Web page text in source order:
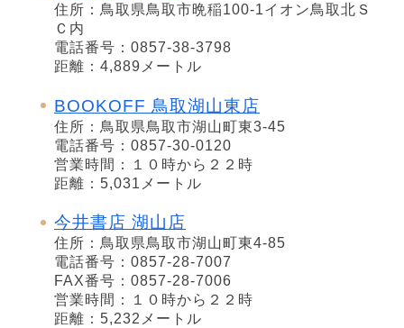
住所：鳥取県鳥取市晩稲100-1イオン鳥取北Ｓ
Ｃ内
電話番号：0857-38-3798
距離：4,889メートル
BOOKOFF 鳥取湖山東店
住所：鳥取県鳥取市湖山町東3-45
電話番号：0857-30-0120
営業時間：１０時から２２時
距離：5,031メートル
今井書店 湖山店
住所：鳥取県鳥取市湖山町東4-85
電話番号：0857-28-7007
FAX番号：0857-28-7006
営業時間：１０時から２２時
距離：5,232メートル